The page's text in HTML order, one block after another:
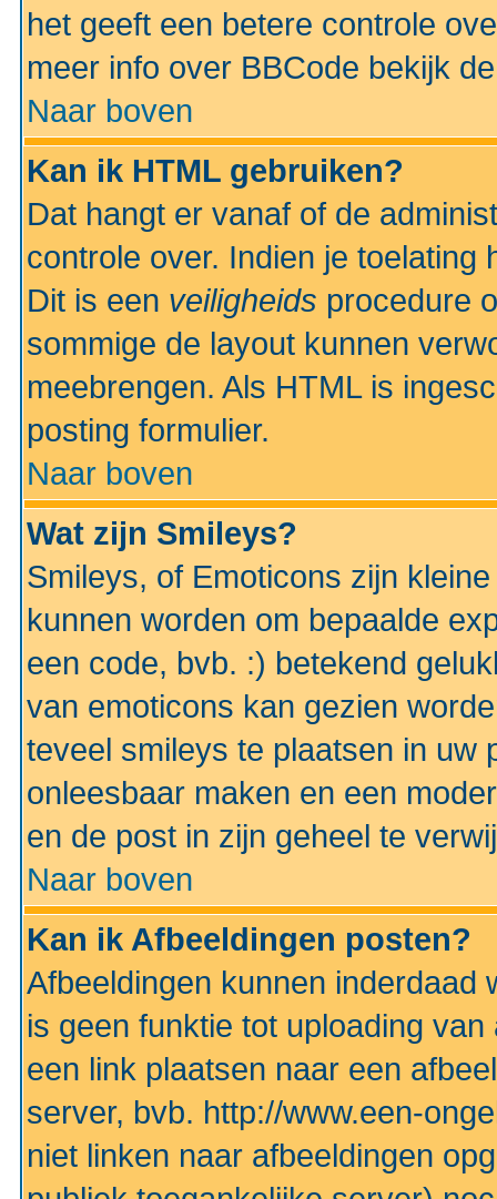
het geeft een betere controle
meer info over BBCode bekijk
Naar boven
Kan ik HTML gebruiken?
Dat hangt er vanaf of de
controle over. Indien je
Dit is een veiligheids procedure
sommige de layout kunnen
meebrengen. Als HTML is
posting formulier.
Naar boven
Wat zijn Smileys?
Smileys, of Emoticons zijn
kunnen worden om bepaalde
een code, bvb. :) betekend
van emoticons kan gezien
teveel smileys te plaatsen in uw
onleesbaar maken en een
en de post in zijn geheel te
Naar boven
Kan ik Afbeeldingen posten?
Afbeeldingen kunnen inderdaad
is geen funktie tot uploading
een link plaatsen naar een
server, bvb. http://www.een-
niet linken naar afbeeldingen